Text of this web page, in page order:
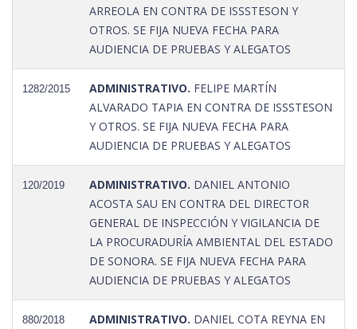
ARREOLA EN CONTRA DE ISSSTESON Y
OTROS. SE FIJA NUEVA FECHA PARA
AUDIENCIA DE PRUEBAS Y ALEGATOS
1282/2015 ADMINISTRATIVO. FELIPE MARTÍN
ALVARADO TAPIA EN CONTRA DE ISSSTESON
Y OTROS. SE FIJA NUEVA FECHA PARA
AUDIENCIA DE PRUEBAS Y ALEGATOS
120/2019 ADMINISTRATIVO. DANIEL ANTONIO
ACOSTA SAU EN CONTRA DEL DIRECTOR
GENERAL DE INSPECCIÓN Y VIGILANCIA DE
LA PROCURADURÍA AMBIENTAL DEL ESTADO
DE SONORA. SE FIJA NUEVA FECHA PARA
AUDIENCIA DE PRUEBAS Y ALEGATOS
880/2018 ADMINISTRATIVO. DANIEL COTA REYNA EN